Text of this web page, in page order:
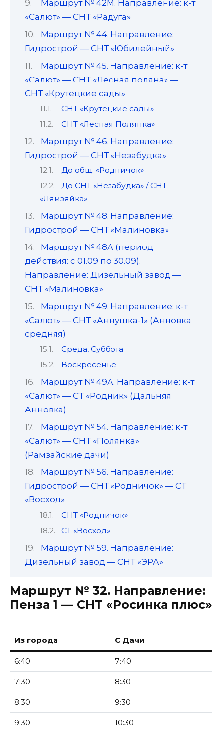
Маршрут № 42М. Направление: к-т
«Салют» — СНТ «Радуга»
Маршрут № 44. Направление:
Гидрострой — СНТ «Юбилейный»
Маршрут № 45. Направление: к-т
«Салют» — СНТ «Лесная поляна» —
СНТ «Крутецкие сады»
СНТ «Крутецкие сады»
СНТ «Лесная Полянка»
Маршрут № 46. Направление:
Гидрострой — СНТ «Незабудка»
До общ. «Родничок»
До СНТ «Незабудка» / СНТ
«Лямзяйка»
Маршрут № 48. Направление:
Гидрострой — СНТ «Малиновка»
Маршрут № 48А (период
действия: с 01.09 по 30.09).
Направление: Дизельный завод —
СНТ «Малиновка»
Маршрут № 49. Направление: к-т
«Салют» — СНТ «Аннушка-1» (Анновка
средняя)
Среда, Суббота
Воскресенье
Маршрут № 49А. Направление: к-т
«Салют» — СТ «Родник» (Дальняя
Анновка)
Маршрут № 54. Направление: к-т
«Салют» — СНТ «Полянка»
(Рамзайские дачи)
Маршрут № 56. Направление:
Гидрострой — СНТ «Родничок» — СТ
«Восход»
СНТ «Родничок»
СТ «Восход»
Маршрут № 59. Направление:
Дизельный завод — СНТ «ЭРА»
Маршрут № 32. Направление:
Пенза 1 — СНТ «Росинка плюс»
Из города С Дачи
6:40 7:40
7:30 8:30
8:30 9:30
9:30 10:30